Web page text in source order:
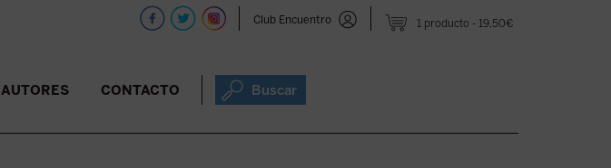
1 producto 19,50€
Club Encuentro
AUTORES CONTACTO Buscar